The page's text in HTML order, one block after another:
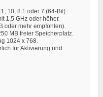
10, 8.1 oder 7 (64-Bit).
1,5 GHz oder höher.
oder mehr empfohlen).
MB freier Speicherplatz.
1024 x 768.
für Aktivierung und